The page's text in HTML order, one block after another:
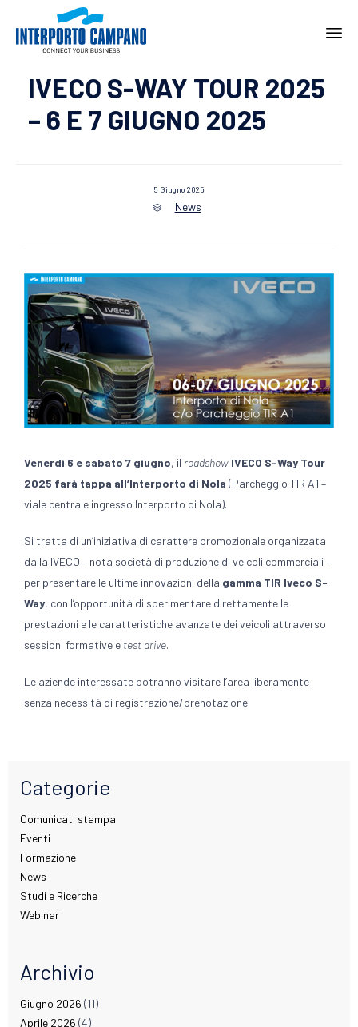
IVECO S-WAY TOUR 2025
– 6 E 7 GIUGNO 2025
5 Giugno 2025
 Category
News
Venerdì 6 e sabato 7 giugno, il roadshow IVECO S-Way Tour
2025 farà tappa all’Interporto di Nola (Parcheggio TIR A1 –
viale centrale ingresso Interporto di Nola).
Si tratta di un’iniziativa di carattere promozionale organizzata
dalla IVECO – nota società di produzione di veicoli commerciali –
per presentare le ultime innovazioni della gamma TIR Iveco S-
Way, con l’opportunità di sperimentare direttamente le
prestazioni e le caratteristiche avanzate dei veicoli attraverso
sessioni formative e test drive.
Le aziende interessate potranno visitare l’area liberamente
senza necessità di registrazione/prenotazione.
Categorie
Comunicati stampa
Eventi
Formazione
News
Studi e Ricerche
Webinar
Archivio
Giugno 2026 (11)
Aprile 2026 (4)